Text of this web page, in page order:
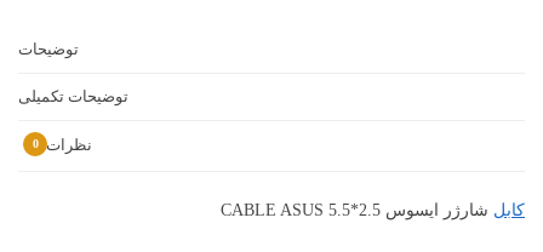
توضیحات
توضیحات تکمیلی
نظرات 0
کابلشارژر ایسوس CABLE ASUS 5.5*2.5